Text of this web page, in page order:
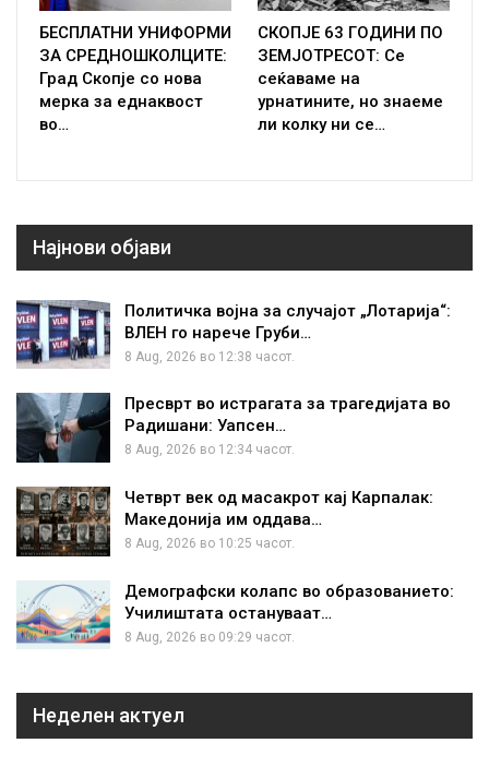
БЕСПЛАТНИ УНИФОРМИ
ЗА СРЕДНОШКОЛЦИТЕ:
Град Скопје со нова
мерка за еднаквост
во…
СКОПЈЕ 63 ГОДИНИ ПО
ЗЕМЈОТРЕСОТ: Се
сеќаваме на
урнатините, но знаеме
ли колку ни се…
Најнови објави
Политичка војна за случајот „Лотарија“:
ВЛЕН го нарече Груби…
8 Aug, 2026 во 12:38 часот.
Пресврт во истрагата за трагедијата во
Радишани: Уапсен…
8 Aug, 2026 во 12:34 часот.
Четврт век од масакрот кај Карпалак:
Македонија им оддава…
8 Aug, 2026 во 10:25 часот.
Демографски колапс во образованието:
Училиштата остануваат…
8 Aug, 2026 во 09:29 часот.
Неделен актуел